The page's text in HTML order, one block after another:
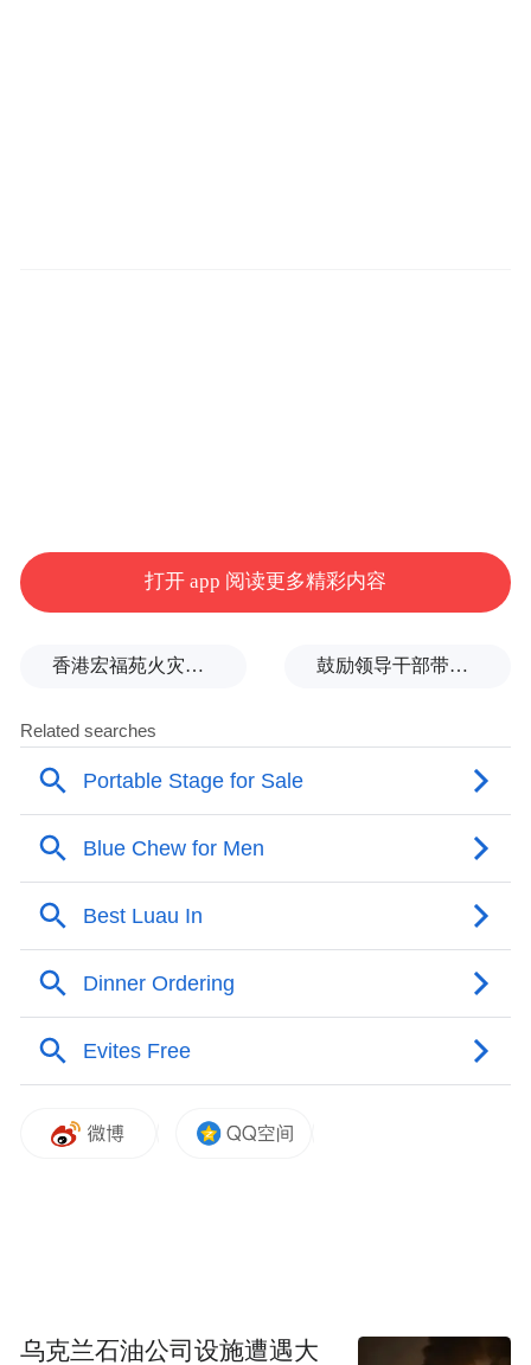
东方市委宣传部副部长范海熙致词
打开 app 阅读更多精彩内容
香港宏福苑火灾跨部门调查最终报告：大火或由烟头引起 鼓励领导干部带头休假之后又撤回文件，到底什么意思嘛？
乌克兰石油公司设施遭遇大